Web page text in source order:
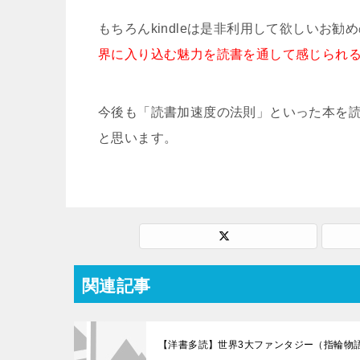
もちろんkindleは是非利用して欲しいお勧
界に入り込む魅力を読書を通して感じられ
今後も「読書加速度の法則」といった本を
と思います。
関連記事
【洋書多読】世界3大ファンタジー（指輪